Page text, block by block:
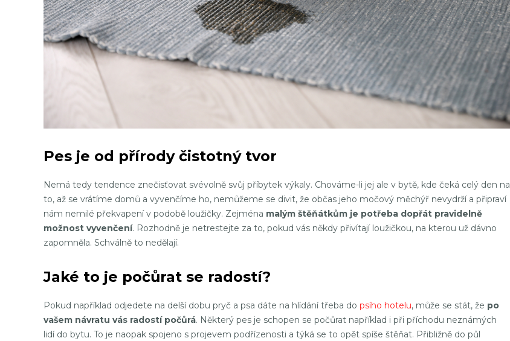
Pes je od přírody čistotný tvor
Nemá tedy tendence znečisťovat svévolně svůj příbytek výkaly. Chováme-li jej ale v bytě, kde čeká celý den na
to, až se vrátíme domů a vyvenčíme ho, nemůžeme se divit, že občas jeho močový měchýř nevydrží a připraví
nám nemilé překvapení v podobě loužičky. Zejména malým štěňátkům je potřeba dopřát pravidelně
možnost vyvenčení. Rozhodně je netrestejte za to, pokud vás někdy přivítají loužičkou, na kterou už dávno
zapomněla. Schválně to nedělají.
Jaké to je počůrat se radostí?
Pokud například odjedete na delší dobu pryč a psa dáte na hlídání třeba do psího hotelu, může se stát, že po
vašem návratu vás radostí počůrá. Některý pes je schopen se počůrat například i při příchodu neznámých
lidí do bytu. To je naopak spojeno s projevem podřízenosti a týká se to opět spíše štěňat. Přibližně do půl